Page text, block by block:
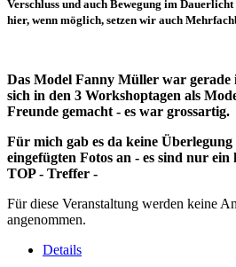
Verschluss und auch Bewegung im
hier, wenn möglich, setzen wir auch
Das Model Fanny Müller war
sich in den 3 Workshoptagen als
Freunde gemacht - es war grossartig.
Für mich gab es da keine
eingefügten Fotos an - es sind nur
TOP - Treffer -
Für diese Veranstaltung werden keine
angenommen.
Details